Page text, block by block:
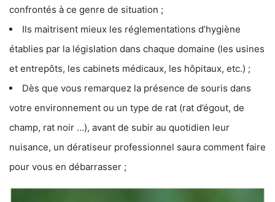
confrontés à ce genre de situation ;
Ils maitrisent mieux les réglementations d’hygiène
établies par la législation dans chaque domaine (les usines
et entrepôts, les cabinets médicaux, les hôpitaux, etc.) ;
Dès que vous remarquez la présence de souris dans
votre environnement ou un type de rat (rat d’égout, de
champ, rat noir …), avant de subir au quotidien leur
nuisance, un dératiseur professionnel saura comment faire
pour vous en débarrasser ;